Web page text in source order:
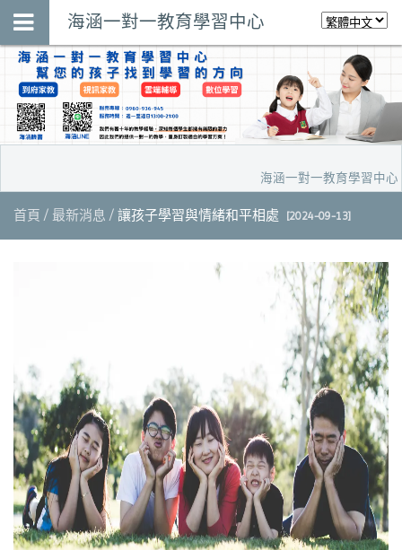
海涵一對一教育學習中心
海涵一對一教育學習中心
首頁 最新消息 讓孩子學習與情緒和平相處 [2024-09-13]